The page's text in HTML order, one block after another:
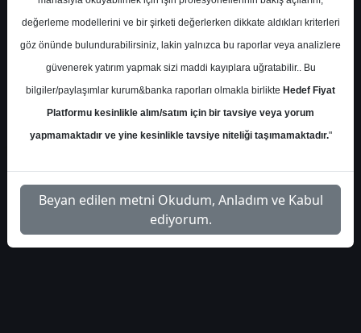
1
deniz-yatirim-gunluk-
bulten-553827
İlgili
Dosyayı İndir
değerleme modellerini ve bir şirketi değerlerken dikkate aldıkları kriterleri
göz önünde bulundurabilirsiniz, lakin yalnızca bu raporlar veya analizlere
güvenerek yatırım yapmak sizi maddi kayıplara uğratabilir.. Bu
bilgiler/paylaşımlar kurum&banka raporları olmakla birlikte Hedef Fiyat
Platformu kesinlikle alım/satım için bir tavsiye veya yorum
yapmamaktadır ve yine kesinlikle tavsiye niteliği taşımamaktadır."
Beyan edilen metni Okudum, Anladım ve Kabul
ediyorum.